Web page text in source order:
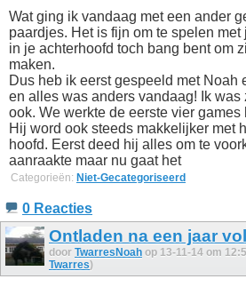
Wat ging ik vandaag met een ander
paardjes. Het is fijn om te spelen
in je achterhoofd toch bang bent om
maken.
Dus heb ik eerst gespeeld met Noah
en alles was anders vandaag! Ik was
ook. We werkte de eerste vier games
Hij word ook steeds makkelijker met
hoofd. Eerst deed hij alles om te
aanraakte maar nu gaat het
Categorieën: Niet-Gecategoriseerd
0 Reacties
Ontladen na een jaar
door TwarresNoah op 13-11-14 om
Twarres)